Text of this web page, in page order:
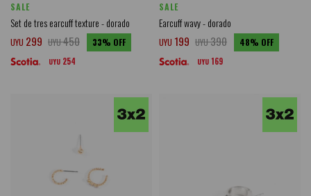
SALE
Set de tres earcuff texture - dorado
UYU 299 UYU450 33
UYU 254
SALE
Earcuff wavy - dorado
UYU 199 UYU390 48
UYU 169